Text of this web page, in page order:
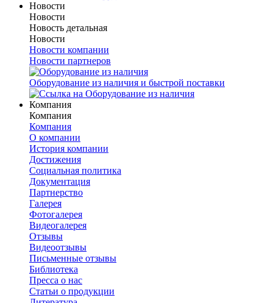
Новости
Новости
Новость детальная
Новости
Новости компании
Новости партнеров
Оборудование из наличия и быстрой поставки
Компания
Компания
Компания
О компании
История компании
Достижения
Социальная политика
Документация
Партнерство
Галерея
Фотогалерея
Видеогалерея
Отзывы
Видеоотзывы
Письменные отзывы
Библиотека
Пресса о нас
Статьи о продукции